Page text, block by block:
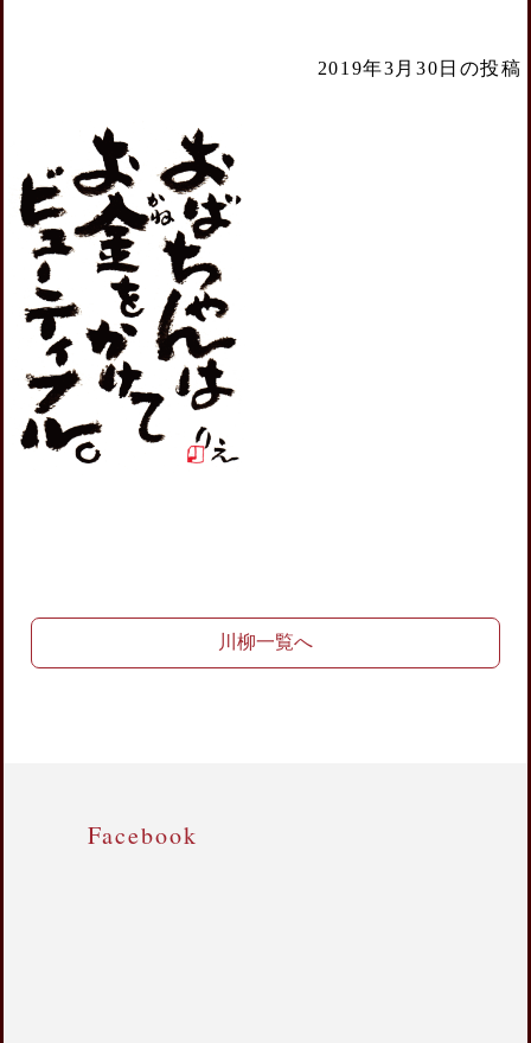
2019年3月30日の投稿
川柳一覧へ
Facebook